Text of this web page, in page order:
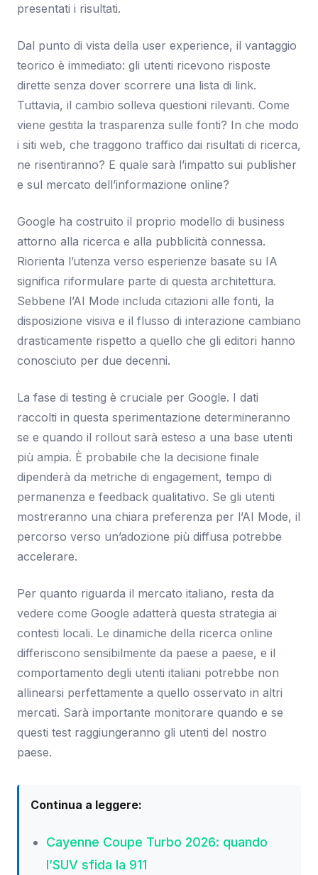
presentati i risultati.
Dal punto di vista della user experience, il vantaggio
teorico è immediato: gli utenti ricevono risposte
dirette senza dover scorrere una lista di link.
Tuttavia, il cambio solleva questioni rilevanti. Come
viene gestita la trasparenza sulle fonti? In che modo
i siti web, che traggono traffico dai risultati di ricerca,
ne risentiranno? E quale sarà l’impatto sui publisher
e sul mercato dell’informazione online?
Google ha costruito il proprio modello di business
attorno alla ricerca e alla pubblicità connessa.
Riorienta l’utenza verso esperienze basate su IA
significa riformulare parte di questa architettura.
Sebbene l’AI Mode includa citazioni alle fonti, la
disposizione visiva e il flusso di interazione cambiano
drasticamente rispetto a quello che gli editori hanno
conosciuto per due decenni.
La fase di testing è cruciale per Google. I dati
raccolti in questa sperimentazione determineranno
se e quando il rollout sarà esteso a una base utenti
più ampia. È probabile che la decisione finale
dipenderà da metriche di engagement, tempo di
permanenza e feedback qualitativo. Se gli utenti
mostreranno una chiara preferenza per l’AI Mode, il
percorso verso un’adozione più diffusa potrebbe
accelerare.
Per quanto riguarda il mercato italiano, resta da
vedere come Google adatterà questa strategia ai
contesti locali. Le dinamiche della ricerca online
differiscono sensibilmente da paese a paese, e il
comportamento degli utenti italiani potrebbe non
allinearsi perfettamente a quello osservato in altri
mercati. Sarà importante monitorare quando e se
questi test raggiungeranno gli utenti del nostro
paese.
Continua a leggere:
Cayenne Coupe Turbo 2026: quando
l’SUV sfida la 911